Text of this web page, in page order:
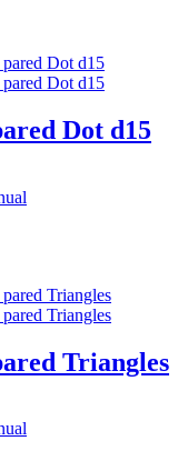
Dot d15
Triangles